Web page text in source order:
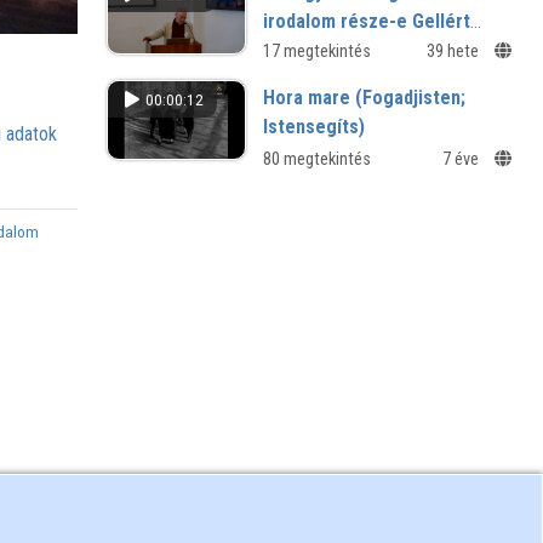
adatok
irodalom része-e Gellért
Deliberatiója?
17 megtekintés 39 hete
00:00:12
Hora mare (Fogadjisten;
Istensegíts)
80 megtekintés 7 éve